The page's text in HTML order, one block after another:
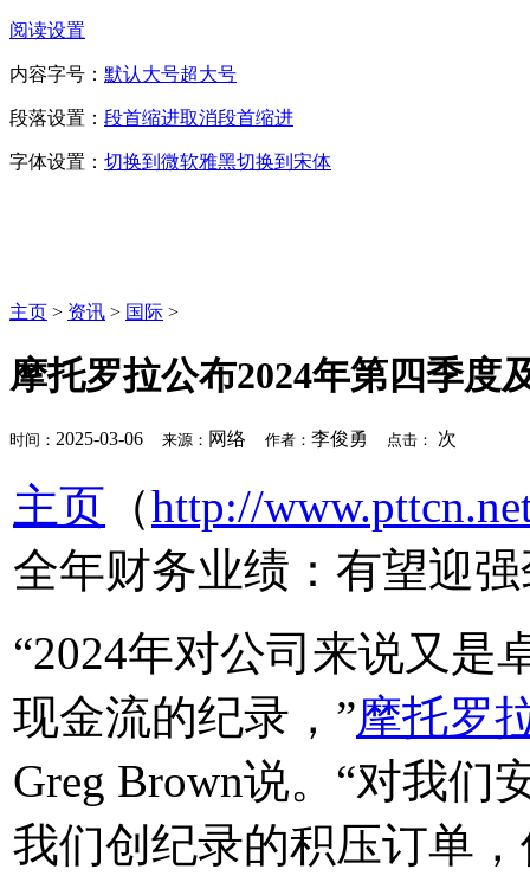
阅读设置
内容字号： 默认大号超大号
段落设置： 段首缩进取消段首缩进
字体设置： 切换到微软雅黑切换到宋体
主页 > 资讯 > 国际 >
摩托罗拉公布2024年第四季度
时间： 2025-03-06 来源： 网络 作者： 李俊勇 点击： 次
主页 （http://
全年财务业绩：有望迎
“2024年对公司来说又是
现金流的纪录，”摩托罗
Greg Brown说。“对我们
我们创纪录的积压订单